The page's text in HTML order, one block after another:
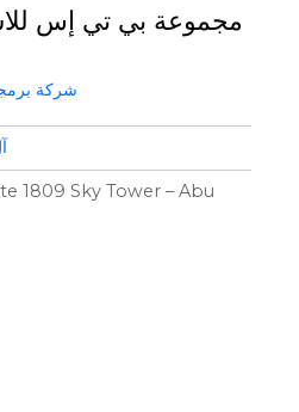
مجموعة بي تي إس
شركة
1809 Sky Tower – Abu